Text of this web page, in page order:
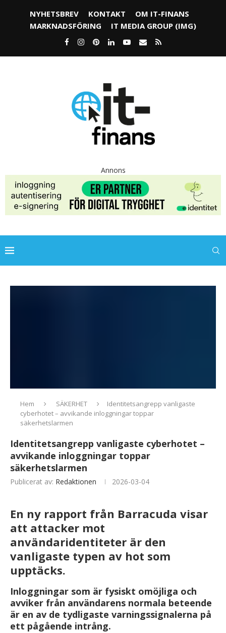
NYHETSBREV KONTAKT
OM IT-FINANS
MARKNADSFÖRING
IT MEDIA GROUP (IMG)
Annons
Hem SÄKERHET
Identitetsangrepp vanligaste
cyberhotet – avvikande inloggningar toppar
säkerhetslarmen
Identitetsangrepp vanligaste cyberhotet –
avvikande inloggningar toppar
säkerhetslarmen
Publicerat av: Redaktionen 2026-03-04
En ny rapport från Barracuda visar
att attacker mot
användaridentiteter är den
vanligaste typen av hot som
upptäcks.
Inloggningar som är fysiskt omöjliga och
avviker från användarens normala beteende
är en av de tydligaste varningssignalerna på
ett pågående intrång.